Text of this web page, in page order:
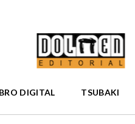
DIGITAL TSUBAKI